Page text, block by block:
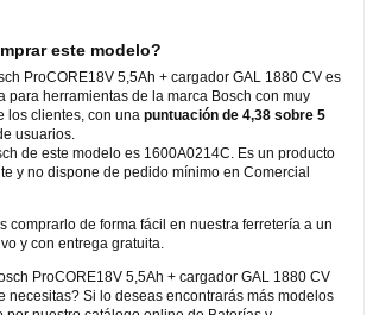
este modelo?
ProCORE18V 5,5Ah + cargador GAL 1880 CV es
para herramientas de la marca Bosch con muy
los clientes, con unapuntuación de 4,38 sobre 5
usuarios.
de este modelo es 1600A0214C. Es un producto
y no dispone de pedido mínimo en Comercial
comprarlo de forma fácil en nuestra ferretería a un
y con entrega gratuita.
ProCORE18V 5,5Ah + cargador GAL 1880 CV
necesitas? Si lo deseas encontrarás más modelos